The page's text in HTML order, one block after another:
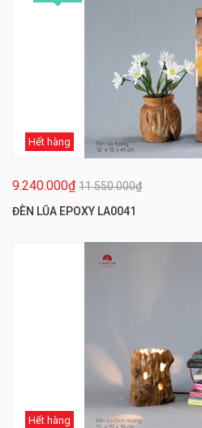
Hết hàng
9.240.000₫11.550.000₫
ĐÈN LŨA EPOXY LA0041
Hết hàng